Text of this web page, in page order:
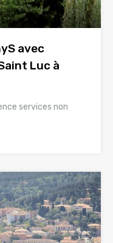
avec
Luc à
services non